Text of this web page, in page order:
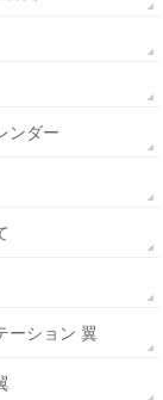
ンダー
ーション 翼